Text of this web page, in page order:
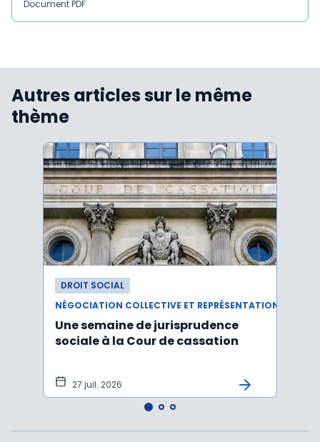
Document PDF
Autres articles sur le même
thème
DROIT SOCIAL
Une semaine de jurisprudence
sociale à la Cour de cassation
27 juil. 2026